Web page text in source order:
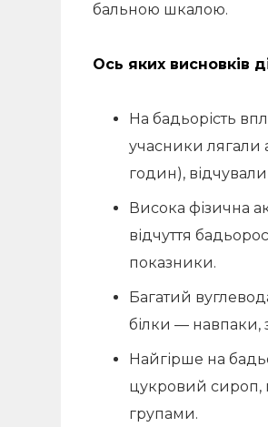
бальною шкалою.
Ось яких висновків
На бадьорість
учасники лягали
годин),
Висока фізична
відчуття
показники.
Багатий
білки — навпаки,
Найгірше на
цукровий сироп,
групами.